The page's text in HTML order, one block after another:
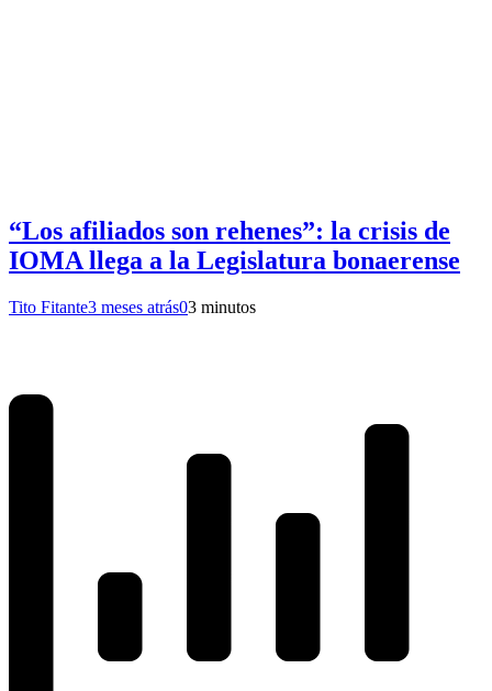
“Los afiliados son rehenes”: la crisis de
IOMA llega a la Legislatura bonaerense
Tito Fitante3 meses atrás03 minutos